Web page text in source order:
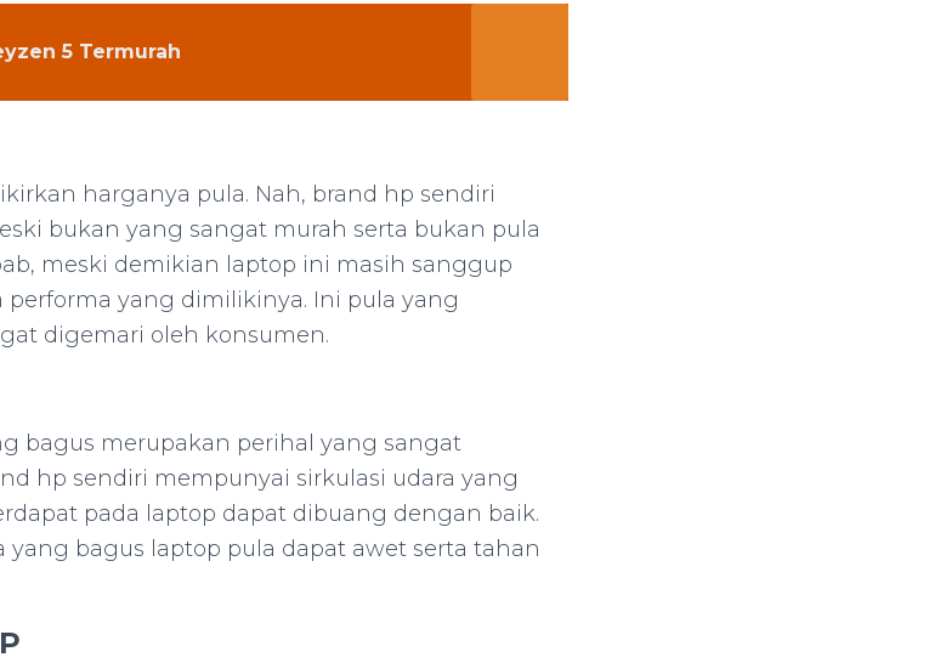
5 Termurah
harganya pula. Nah, brand hp sendiri
bukan yang sangat murah serta bukan pula
meski demikian laptop ini masih sanggup
yang dimilikinya. Ini pula yang
digemari oleh konsumen.
bagus merupakan perihal yang sangat
hp sendiri mempunyai sirkulasi udara yang
pada laptop dapat dibuang dengan baik.
yang bagus laptop pula dapat awet serta tahan